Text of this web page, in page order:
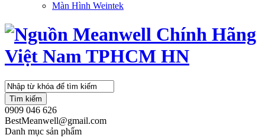
Màn Hình Weintek
Tìm kiếm
0909 046 626
BestMeanwell@gmail.com
Danh mục sản phẩm